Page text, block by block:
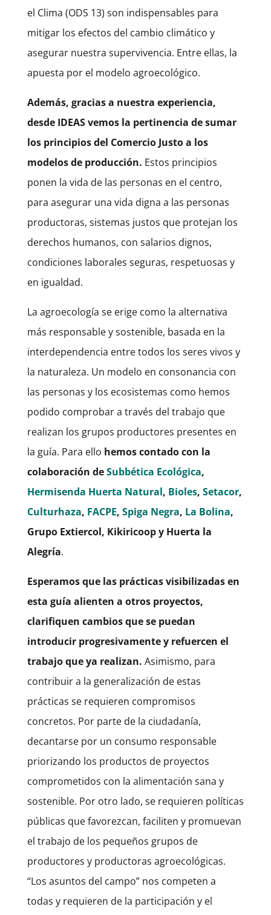
el Clima (ODS 13) son indispensables para
mitigar los efectos del cambio climático y
asegurar nuestra supervivencia. Entre ellas, la
apuesta por el modelo agroecológico.
Además, gracias a nuestra experiencia,
desde IDEAS vemos la pertinencia de sumar
los principios del Comercio Justo a los
modelos de producción. Estos principios
ponen la vida de las personas en el centro,
para asegurar una vida digna a las personas
productoras, sistemas justos que protejan los
derechos humanos, con salarios dignos,
condiciones laborales seguras, respetuosas y
en igualdad.
La agroecología se erige como la alternativa
más responsable y sostenible, basada en la
interdependencia entre todos los seres vivos y
la naturaleza. Un modelo en consonancia con
las personas y los ecosistemas como hemos
podido comprobar a través del trabajo que
realizan los grupos productores presentes en
la guía. Para ello hemos contado con la
colaboración deSubbética Ecológica,
Hermisenda Huerta Natural, Bioles, Setacor,
Culturhaza, FACPE, Spiga Negra, La Bolina,
Grupo Extiercol, Kikiricoop y Huerta la
Alegría.
Esperamos que las prácticas visibilizadas en
esta guía alienten a otros proyectos,
clarifiquen cambios que se puedan
introducir progresivamente y refuercen el
trabajo que ya realizan. Asimismo, para
contribuir a la generalización de estas
prácticas se requieren compromisos
concretos. Por parte de la ciudadanía,
decantarse por un consumo responsable
priorizando los productos de proyectos
comprometidos con la alimentación sana y
sostenible. Por otro lado, se requieren políticas
públicas que favorezcan, faciliten y promuevan
el trabajo de los pequeños grupos de
productores y productoras agroecológicas.
“Los asuntos del campo” nos competen a
todas y requieren de la participación y el